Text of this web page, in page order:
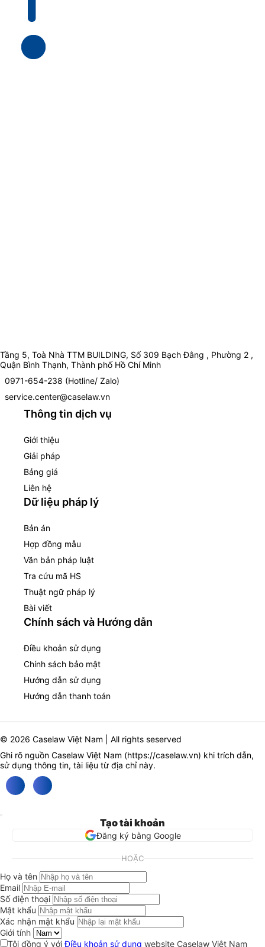
Tầng 5, Toà Nhà TTM BUILDING, Số 309 Bạch Đằng , Phường 2 ,
Quận Bình Thạnh, Thành phố Hồ Chí Minh
0971-654-238 (Hotline/ Zalo)
service.center@caselaw.vn
Thông tin dịch vụ
Giới thiệu
Giải pháp
Bảng giá
Liên hệ
Dữ liệu pháp lý
Bản án
Hợp đồng mẫu
Văn bản pháp luật
Tra cứu mã HS
Thuật ngữ pháp lý
Bài viết
Chính sách và Hướng dẫn
Điều khoản sử dụng
Chính sách bảo mật
Hướng dẫn sử dụng
Hướng dẫn thanh toán
© 2026 Caselaw Việt Nam | All rights seserved
Ghi rõ nguồn Caselaw Việt Nam (https://caselaw.vn) khi trích dẫn,
sử dụng thông tin, tài liệu từ địa chỉ này.
Tạo tài khoản
Đăng ký bằng Google
HOẶC
Họ và tên
Email
Số điện thoại
Mật khẩu
Xác nhận mật khẩu
Giới tính
Tôi đồng ý vớiĐiều khoản sử dụng website Caselaw Việt Nam